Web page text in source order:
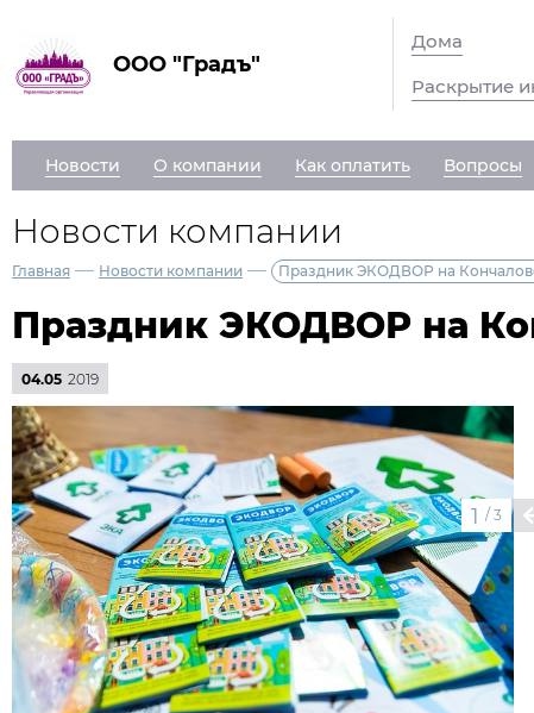
ООО "Градъ"
Дома
Раскрытие
Новости О компании Как оплатить Вопросы
Новости компании
Главная — Новости компании — Праздник ЭКОДВОР на
Праздник ЭКОДВОР на
04.05 2019
1 / 3